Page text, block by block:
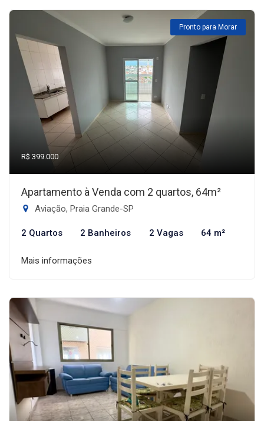
Pronto para Morar
R$ 399.000
Apartamento à Venda com 2 quartos, 64m²
Aviação, Praia Grande-SP
2 Quartos 2 Banheiros 2 Vagas 64 m²
Mais informações